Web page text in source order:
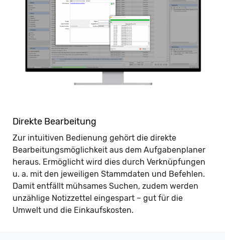
Direkte Bearbeitung
Zur intuitiven Bedienung gehört die direkte
Bearbeitungsmöglichkeit aus dem Aufgabenplaner
heraus. Ermöglicht wird dies durch Verknüpfungen
u. a. mit den jeweiligen Stammdaten und Befehlen.
Damit entfällt mühsames Suchen, zudem werden
unzählige Notizzettel eingespart – gut für die
Umwelt und die Einkaufskosten.